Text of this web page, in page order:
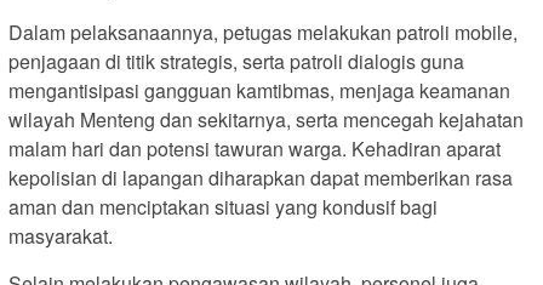
Dalam pelaksanaannya, petugas melakukan patroli mobile,
penjagaan di titik strategis, serta patroli dialogis guna
mengantisipasi gangguan kamtibmas, menjaga keamanan
wilayah Menteng dan sekitarnya, serta mencegah kejahatan
malam hari dan potensi tawuran warga. Kehadiran aparat
kepolisian di lapangan diharapkan dapat memberikan rasa
aman dan menciptakan situasi yang kondusif bagi
masyarakat.